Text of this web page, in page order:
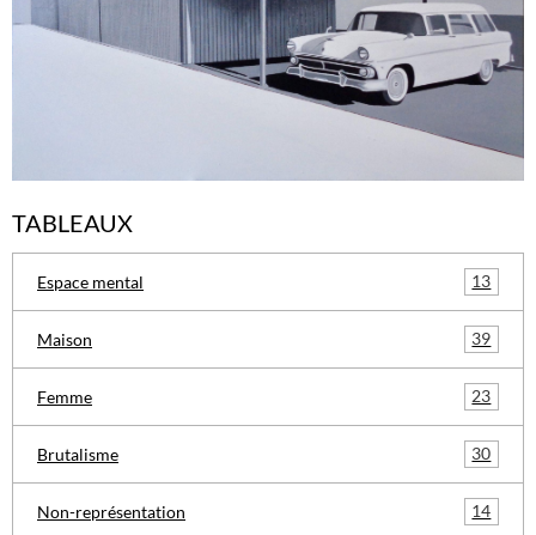
TABLEAUX
Espace mental 13
Maison 39
Femme 23
Brutalisme 30
Non-représentation 14